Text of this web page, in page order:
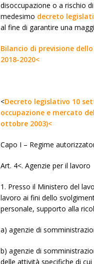
disoccupazione o a rischio
medesimo decreto
al fine di garantire una
Bilancio di previsione
2018-2020<
<Decreto legislativo 10
occupazione e mercato
ottobre 2003)<
Capo I – Regime
Art. 4<. Agenzie per il lavoro
1. Presso il Ministero del
lavoro ai fini dello
personale, supporto alla
a) agenzie di
b) agenzie di
delle attività specifiche di